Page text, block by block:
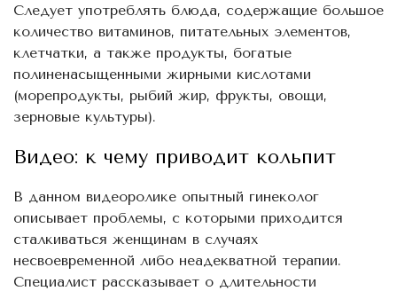
Следует употреблять блюда, содержащие большое
количество витаминов, питательных элементов,
клетчатки, а также продукты, богатые
полиненасыщенными жирными кислотами
(морепродукты, рыбий жир, фрукты, овощи,
зерновые культуры).
Видео: к чему приводит кольпит
В данном видеоролике опытный гинеколог
описывает проблемы, с которыми приходится
сталкиваться женщинам в случаях
несвоевременной либо неадекватной терапии.
Специалист рассказывает о длительности